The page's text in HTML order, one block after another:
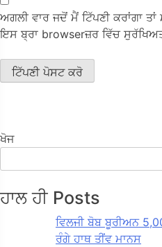
ਅਗਲੀ ਵਾਰ ਜਦੋਂ ਮੈਂ ਟਿੱਪਣੀ ਕਰਾਂਗਾ
ਇਸ ਬ੍ਰਾ browserਜ਼ਰ ਵਿੱਚ
ਖੋਜ
ਹਾਲ ਹੀ Posts
ਵਿਲਜੀ ਬੋਬ ਬੂਰੀਅਨ
ਰੰਗੇ ਹਾਥ ਤੀਂਵ ਮਾਨਸ